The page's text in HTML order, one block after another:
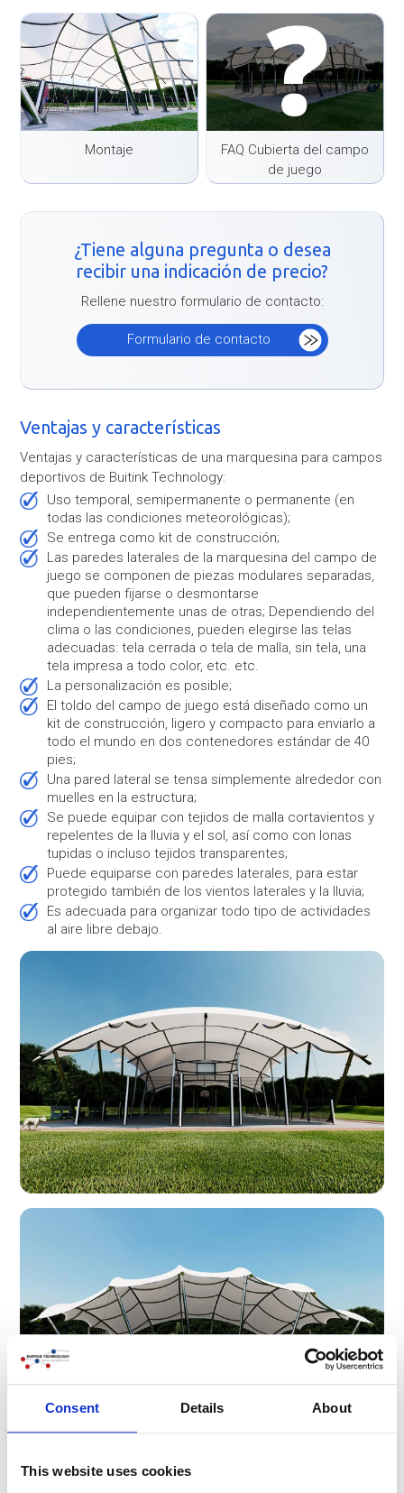
Consent Details About
This website uses cookies
Montaje
FAQ Cubierta del campo
de juego
¿Tiene alguna pregunta o desea
recibir una indicación de precio?
Rellene nuestro formulario de contacto:
Formulario de contacto
Ventajas y características
Ventajas y características de una marquesina para campos
deportivos de Buitink Technology:
Uso temporal, semipermanente o permanente (en
todas las condiciones meteorológicas);
Se entrega como kit de construcción;
Las paredes laterales de la marquesina del campo de
juego se componen de piezas modulares separadas,
que pueden fijarse o desmontarse
independientemente unas de otras; Dependiendo del
clima o las condiciones, pueden elegirse las telas
adecuadas: tela cerrada o tela de malla, sin tela, una
tela impresa a todo color, etc. etc.
La personalización es posible;
El toldo del campo de juego está diseñado como un
kit de construcción, ligero y compacto para enviarlo a
todo el mundo en dos contenedores estándar de 40
pies;
Una pared lateral se tensa simplemente alrededor con
muelles en la estructura;
Se puede equipar con tejidos de malla cortavientos y
repelentes de la lluvia y el sol, así como con lonas
tupidas o incluso tejidos transparentes;
Puede equiparse con paredes laterales, para estar
protegido también de los vientos laterales y la lluvia;
Es adecuada para organizar todo tipo de actividades
al aire libre debajo.